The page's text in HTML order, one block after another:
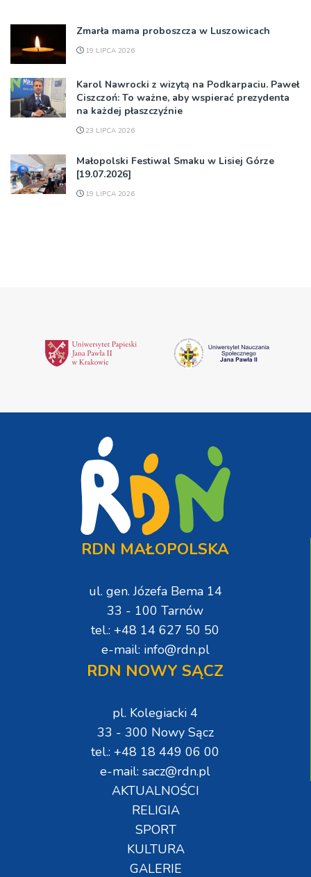
Zmarła mama proboszcza w Luszowicach
19 LIPCA 2026
Karol Nawrocki z wizytą na Podkarpaciu. Paweł
Ciszczoń: To ważne, aby wspierać prezydenta
na każdej płaszczyźnie
23 LIPCA 2026
Małopolski Festiwal Smaku w Lisiej Górze
[19.07.2026]
19 LIPCA 2026
RDN MAŁOPOLSKA
ul. gen. Józefa Bema 14
33 - 100 Tarnów
tel.: +48 14 627 50 50
e-mail: info@rdn.pl
RDN NOWY SĄCZ
pl. Kolegiacki 4
33 - 300 Nowy Sącz
tel.: +48 18 449 06 00
e-mail: sacz@rdn.pl
AKTUALNOŚCI
RELIGIA
SPORT
KULTURA
GALERIE